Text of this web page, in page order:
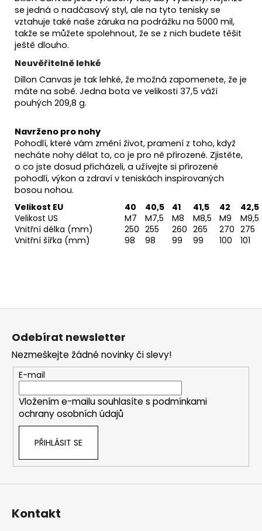
se jedná o nadčasový styl, ale na tyto tenisky se
vztahuje také naše záruka na podrážku na 5000 mil,
takže se můžete spolehnout, že se z nich budete těšit
ještě dlouho.
Neuvěřitelně lehké
Dillon Canvas je tak lehké, že možná zapomenete, že je
máte na sobě. Jedna bota ve velikosti 37,5 váží
pouhých 209,8 g.
Navrženo pro nohy
Pohodlí, které vám změní život, pramení z toho, když
necháte nohy dělat to, co je pro ně přirozené. Zjistěte,
o co jste dosud přicházeli, a užívejte si přirozené
pohodlí, výkon a zdraví v teniskách inspirovaných
bosou nohou.
Velikost EU
40 40,5 41 41,5 42
42,5
Velikost US
M7 M7,5 M8 M8,5 M9
M9,5
Vnitřní délka (mm)
250 255 260 265 270 275
Vnitřní šířka (mm)
98 98 99 99 100 101
Z
Odebírat newsletter
Nezmeškejte žádné novinky či slevy!
E-mail
Vložením e-mailu souhlasíte s podmínkami
ochrany osobních údajů
PŘIHLÁSIT SE
Kontakt